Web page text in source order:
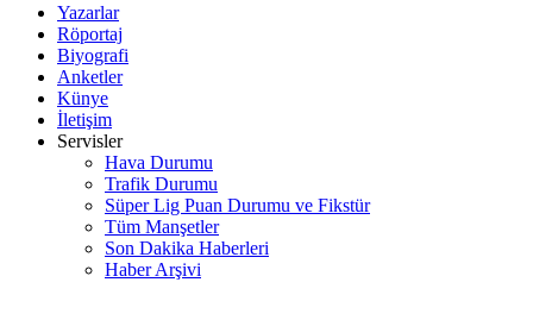
Yazarlar
Röportaj
Biyografi
Anketler
Künye
İletişim
Servisler
Hava Durumu
Trafik Durumu
Süper Lig Puan Durumu ve Fikstür
Tüm Manşetler
Son Dakika Haberleri
Haber Arşivi